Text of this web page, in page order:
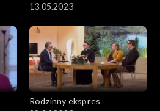
13.05.2023
Rodzinny ekspres